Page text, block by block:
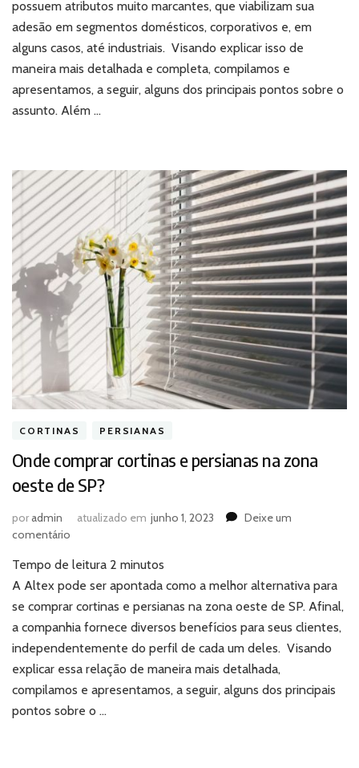
benefícios
desses
produtos
possuem atributos muito marcantes, que viabilizam sua
adesão em segmentos domésticos, corporativos e, em
alguns casos, até industriais. Visando explicar isso de
maneira mais detalhada e completa, compilamos e
apresentamos, a seguir, alguns dos principais pontos sobre o
assunto. Além …
CORTINAS PERSIANAS
Onde comprar cortinas e persianas na zona
oeste de SP?
poradmin atualizado em junho 1, 2023
Deixe um
comentário
comprar
cortinas
e
na
zona
oeste
de
Tempo de leitura 2 minutos
A Altex pode ser apontada como a melhor alternativa para
se comprar cortinas e persianas na zona oeste de SP. Afinal,
a companhia fornece diversos benefícios para seus clientes,
independentemente do perfil de cada um deles. Visando
explicar essa relação de maneira mais detalhada,
compilamos e apresentamos, a seguir, alguns dos principais
pontos sobre o …